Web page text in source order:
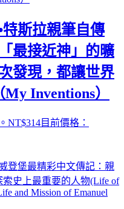
斯拉親筆自傳
最接近神」的曠
發現，都讓世界
Inventions）
NT$314目前價格：